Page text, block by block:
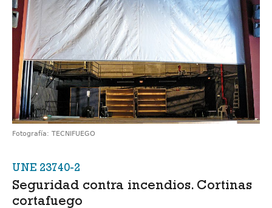
Fotografía: TECNIFUEGO
UNE 23740-2
Seguridad contra incendios. Cortinas
cortafuego